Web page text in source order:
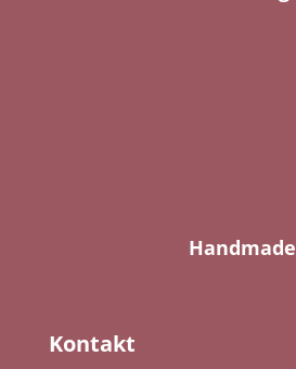
Handmade
Kontakt